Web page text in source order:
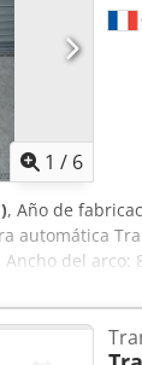
1 / 6
, Año de
automática
del arco:
por minuto